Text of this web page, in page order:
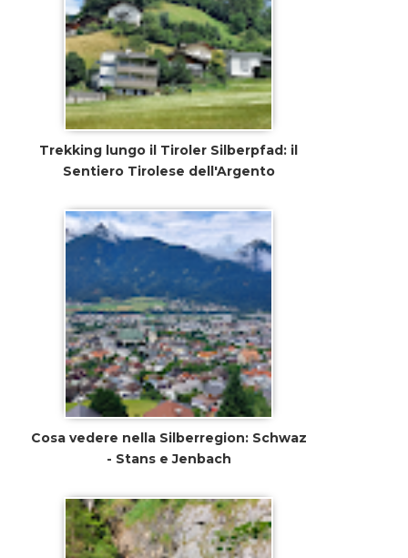
Trekking lungo il Tiroler Silberpfad: il
Sentiero Tirolese dell'Argento
Cosa vedere nella Silberregion: Schwaz
- Stans e Jenbach